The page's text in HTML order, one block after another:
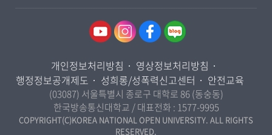
무역학과
미디어영상학과
도시콘텐츠·관광학과
사회복지연계전공
울산지역대학
경기지역대학
강원지역대학
충북지역대학
전북지역대학
경남지역대학
국제협력단
산학협력단
개인정보처리방침
영상정보처리방침
행정정보공개제도
성희롱/성폭력신고센터 안전교육
(03087) 서울특별시 종로구 대학로 86 (동숭동)
한국방송통신대학교 / 대표전화 : 1577-9995
COPYRIGHT(C)KOREA NATIONAL OPEN UNIVERSITY. ALL RIGHTS
RESERVED.